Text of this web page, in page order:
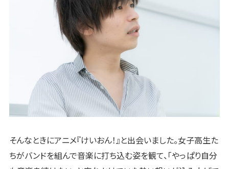
そんなときにアニメ『けいおん！』と出会いました。女子高生た
ちがバンドを組んで音楽に打ち込む姿を観て、「やっぱり自分